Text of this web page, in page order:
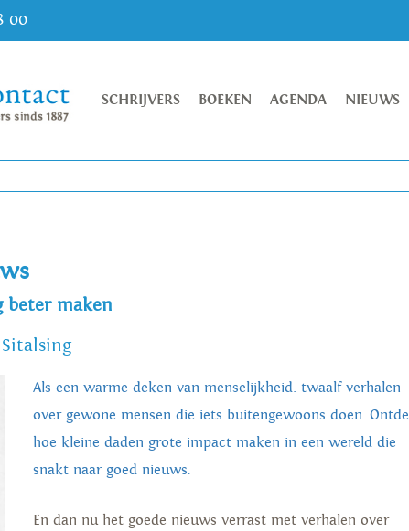
00
SCHRIJVERS BOEKEN AGENDA NIEUWS
beter maken
Als een warme deken van menselijkheid: twaalf verhalen
over gewone mensen die iets buitengewoons doen.
hoe kleine daden grote impact maken in een wereld die
snakt naar goed nieuws.
En dan nu het goede nieuws verrast met verhalen over